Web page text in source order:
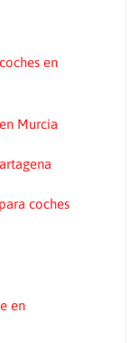
en
Murcia
coches
en